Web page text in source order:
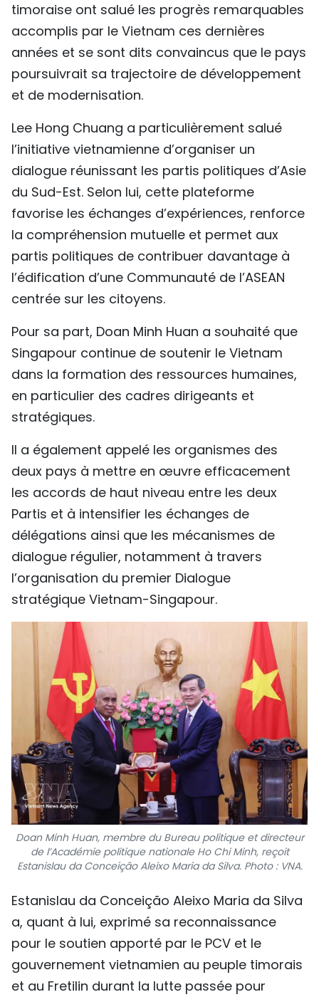
timoraise ont salué les progrès remarquables
accomplis par le Vietnam ces dernières
années et se sont dits convaincus que le pays
poursuivrait sa trajectoire de développement
et de modernisation.
Lee Hong Chuang a particulièrement salué
l’initiative vietnamienne d’organiser un
dialogue réunissant les partis politiques d’Asie
du Sud-Est. Selon lui, cette plateforme
favorise les échanges d’expériences, renforce
la compréhension mutuelle et permet aux
partis politiques de contribuer davantage à
l’édification d’une Communauté de l’ASEAN
centrée sur les citoyens.
Pour sa part, Doan Minh Huan a souhaité que
Singapour continue de soutenir le Vietnam
dans la formation des ressources humaines,
en particulier des cadres dirigeants et
stratégiques.
Il a également appelé les organismes des
deux pays à mettre en œuvre efficacement
les accords de haut niveau entre les deux
Partis et à intensifier les échanges de
délégations ainsi que les mécanismes de
dialogue régulier, notamment à travers
l’organisation du premier Dialogue
stratégique Vietnam-Singapour.
Doan Minh Huan, membre du Bureau politique et directeur
de l’Académie politique nationale Ho Chi Minh, reçoit
Estanislau da Conceição Aleixo Maria da Silva. Photo : VNA.
Estanislau da Conceição Aleixo Maria da Silva
a, quant à lui, exprimé sa reconnaissance
pour le soutien apporté par le PCV et le
gouvernement vietnamien au peuple timorais
et au Fretilin durant la lutte passée pour